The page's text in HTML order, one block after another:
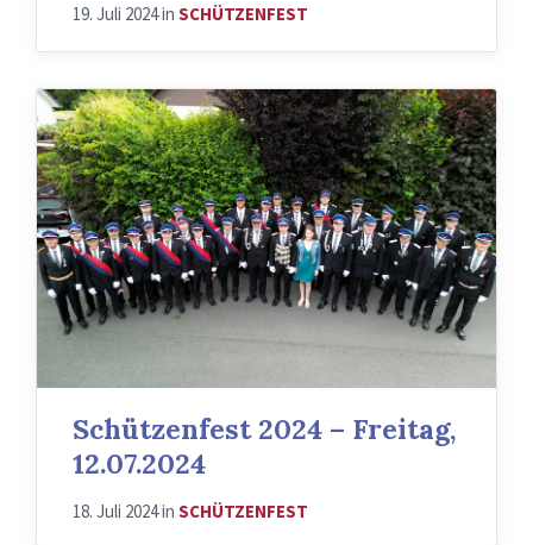
19. Juli 2024in SCHÜTZENFEST
Schützenfest 2024 – Freitag,
12.07.2024
18. Juli 2024in SCHÜTZENFEST